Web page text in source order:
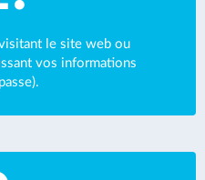
le site web ou
vos informations